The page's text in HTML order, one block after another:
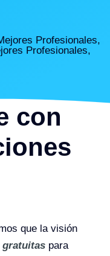
que la visión
gratuitaspara